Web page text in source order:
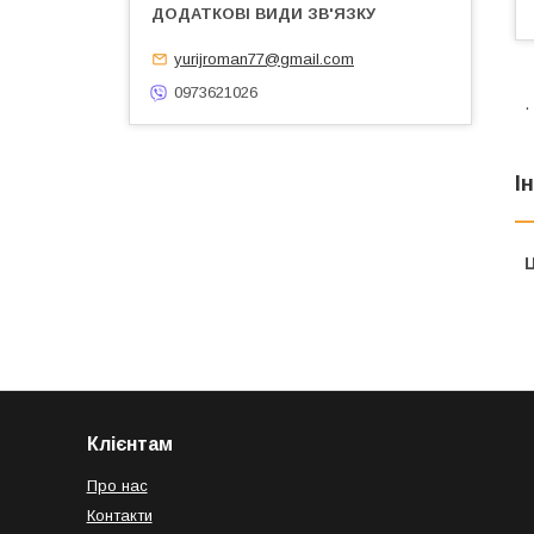
.
yurijroman77@gmail.com
0973621026
Клієнтам
Про нас
Контакти